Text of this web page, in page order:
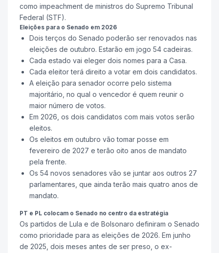
como impeachment de ministros do Supremo Tribunal
Federal (STF).
Eleições para o Senado em 2026
Dois terços do Senado poderão ser renovados nas
eleições de outubro. Estarão em jogo 54 cadeiras.
Cada estado vai eleger dois nomes para a Casa.
Cada eleitor terá direito a votar em dois candidatos.
A eleição para senador ocorre pelo sistema
majoritário, no qual o vencedor é quem reunir o
maior número de votos.
Em 2026, os dois candidatos com mais votos serão
eleitos.
Os eleitos em outubro vão tomar posse em
fevereiro de 2027 e terão oito anos de mandato
pela frente.
Os 54 novos senadores vão se juntar aos outros 27
parlamentares, que ainda terão mais quatro anos de
mandato.
PT e PL colocam o Senado no centro da estratégia
Os partidos de Lula e de Bolsonaro definiram o Senado
como prioridade para as eleições de 2026. Em junho
de 2025, dois meses antes de ser preso, o ex-